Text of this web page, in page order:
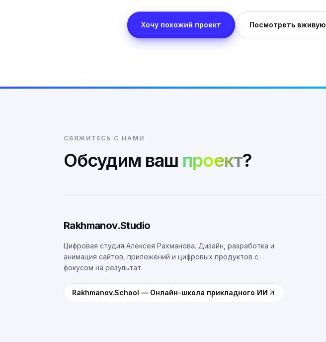
Хочу похожий проект Посмотреть вживую
СВЯЖИТЕСЬ С НАМИ
Обсудим ваш проект?
Rakhmanov.Studio
Цифровая студия Алексея Рахманова. Дизайн, разработка и
анимация сайтов, приложений и цифровых продуктов с
фокусом на результат.
Rakhmanov.School — Онлайн-школа прикладного ИИ